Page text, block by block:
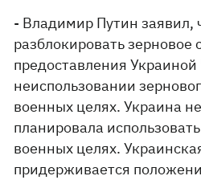
- Владимир Путин заявил,
разблокировать зерновое
предоставления
неиспользовании
военных целях. Украина
планировала
военных целях.
придерживается